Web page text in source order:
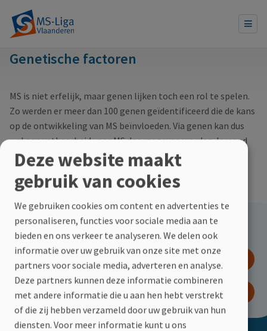
Genetische factoren
MS is niet erfelijk, maar genen lijken toch een rol te spelen.
Zo werden er meer dan 100 genen geïdentificeerd die de kans
op de ontwikkeling van MS beïnvloeden. Via genen kan dus
wel een vatbaarheid voor MS doorgegeven worden. Iemand
wordt dus niet geboren met MS, maar wel met een
genetische voorbestemming om de ziekte te ontwikkelen.
Meer lezen over erfelijkheid en MS? Klik hier!
Hoe kan jij helpen?
DOE EEN GIFT
WORD LID
Deze website maakt
gebruik van cookies
We gebruiken cookies om content en advertenties te
personaliseren, functies voor sociale media aan te
bieden en ons verkeer te analyseren. We delen ook
informatie over uw gebruik van onze site met onze
partners voor sociale media, adverteren en analyse.
Deze partners kunnen deze informatie combineren
met andere informatie die u aan hen hebt verstrekt
of die zij hebben verzameld door uw gebruik van hun
diensten. Voor meer informatie kunt u ons